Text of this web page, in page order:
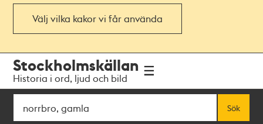
Välj vilka kakor vi får använda
navigationen
huvudinnehållet
Stockholmskällan
Historia i ord, ljud och bild
Sök
Sök